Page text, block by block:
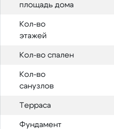
площадь дома
Кол-во
этажей
Кол-во спален
Кол-во
санузлов
Терраса
Фундамент